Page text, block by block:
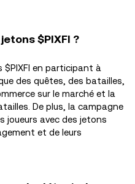
$PIXFI ?
$PIXFI en participant à
des quêtes, des batailles,
sur le marché et la
De plus, la campagne
joueurs avec des jetons
et de leurs